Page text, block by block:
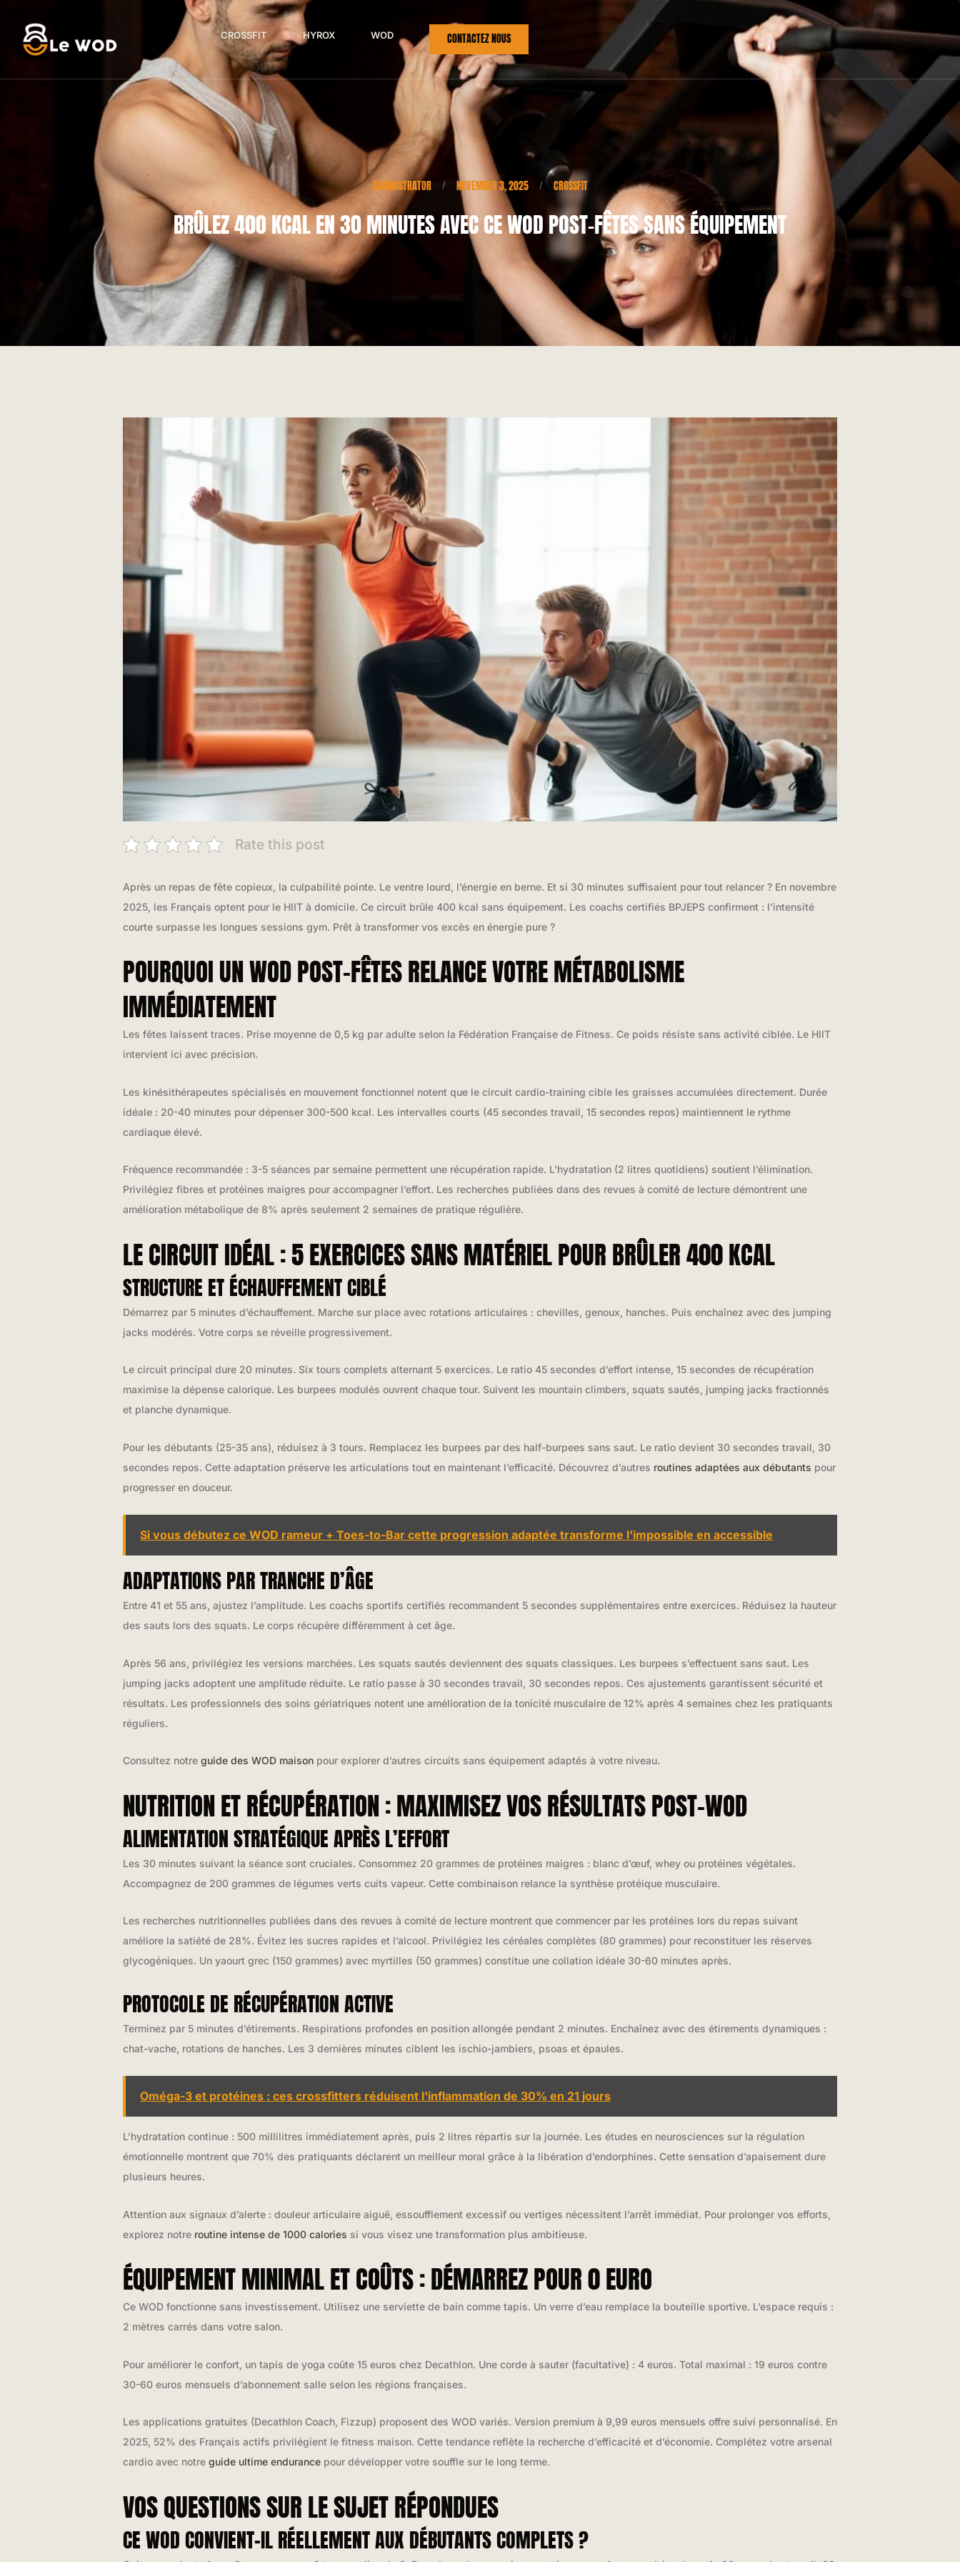
CROSSFIT HYROX WOD CONTACTEZ NOUS
ADMINISTRATOR / NOVEMBER 3, 2025 / CROSSFIT
BRÛLEZ 400 KCAL EN 30 MINUTES AVEC CE WOD POST-FÊTES SANS ÉQUIPEMENT
Rate this post
Après un repas de fête copieux, la culpabilité pointe. Le ventre lourd, l’énergie en berne. Et si 30 minutes suffisaient pour tout relancer ? En novembre
2025, les Français optent pour le HIIT à domicile. Ce circuit brûle 400 kcal sans équipement. Les coachs certifiés BPJEPS confirment : l’intensité
courte surpasse les longues sessions gym. Prêt à transformer vos excès en énergie pure ?
POURQUOI UN WOD POST-FÊTES RELANCE VOTRE MÉTABOLISME
IMMÉDIATEMENT
Les fêtes laissent traces. Prise moyenne de 0,5 kg par adulte selon la Fédération Française de Fitness. Ce poids résiste sans activité ciblée. Le HIIT
intervient ici avec précision.
Les kinésithérapeutes spécialisés en mouvement fonctionnel notent que le circuit cardio-training cible les graisses accumulées directement. Durée
idéale : 20-40 minutes pour dépenser 300-500 kcal. Les intervalles courts (45 secondes travail, 15 secondes repos) maintiennent le rythme
cardiaque élevé.
Fréquence recommandée : 3-5 séances par semaine permettent une récupération rapide. L’hydratation (2 litres quotidiens) soutient l’élimination.
Privilégiez fibres et protéines maigres pour accompagner l’effort. Les recherches publiées dans des revues à comité de lecture démontrent une
amélioration métabolique de 8% après seulement 2 semaines de pratique régulière.
LE CIRCUIT IDÉAL : 5 EXERCICES SANS MATÉRIEL POUR BRÛLER 400 KCAL
STRUCTURE ET ÉCHAUFFEMENT CIBLÉ
Démarrez par 5 minutes d’échauffement. Marche sur place avec rotations articulaires : chevilles, genoux, hanches. Puis enchaînez avec des jumping
jacks modérés. Votre corps se réveille progressivement.
Le circuit principal dure 20 minutes. Six tours complets alternant 5 exercices. Le ratio 45 secondes d’effort intense, 15 secondes de récupération
maximise la dépense calorique. Les burpees modulés ouvrent chaque tour. Suivent les mountain climbers, squats sautés, jumping jacks fractionnés
et planche dynamique.
Pour les débutants (25-35 ans), réduisez à 3 tours. Remplacez les burpees par des half-burpees sans saut. Le ratio devient 30 secondes travail, 30
secondes repos. Cette adaptation préserve les articulations tout en maintenant l’efficacité. Découvrez d’autres routines adaptées aux débutants pour
progresser en douceur.
Si vous débutez ce WOD rameur + Toes-to-Bar cette progression adaptée transforme l'impossible en accessible
ADAPTATIONS PAR TRANCHE D’ÂGE
Entre 41 et 55 ans, ajustez l’amplitude. Les coachs sportifs certifiés recommandent 5 secondes supplémentaires entre exercices. Réduisez la hauteur
des sauts lors des squats. Le corps récupère différemment à cet âge.
Après 56 ans, privilégiez les versions marchées. Les squats sautés deviennent des squats classiques. Les burpees s’effectuent sans saut. Les
jumping jacks adoptent une amplitude réduite. Le ratio passe à 30 secondes travail, 30 secondes repos. Ces ajustements garantissent sécurité et
résultats. Les professionnels des soins gériatriques notent une amélioration de la tonicité musculaire de 12% après 4 semaines chez les pratiquants
réguliers.
Consultez notre guide des WOD maison pour explorer d’autres circuits sans équipement adaptés à votre niveau.
NUTRITION ET RÉCUPÉRATION : MAXIMISEZ VOS RÉSULTATS POST-WOD
ALIMENTATION STRATÉGIQUE APRÈS L’EFFORT
Les 30 minutes suivant la séance sont cruciales. Consommez 20 grammes de protéines maigres : blanc d’œuf, whey ou protéines végétales.
Accompagnez de 200 grammes de légumes verts cuits vapeur. Cette combinaison relance la synthèse protéique musculaire.
Les recherches nutritionnelles publiées dans des revues à comité de lecture montrent que commencer par les protéines lors du repas suivant
améliore la satiété de 28%. Évitez les sucres rapides et l’alcool. Privilégiez les céréales complètes (80 grammes) pour reconstituer les réserves
glycogéniques. Un yaourt grec (150 grammes) avec myrtilles (50 grammes) constitue une collation idéale 30-60 minutes après.
PROTOCOLE DE RÉCUPÉRATION ACTIVE
Terminez par 5 minutes d’étirements. Respirations profondes en position allongée pendant 2 minutes. Enchaînez avec des étirements dynamiques :
chat-vache, rotations de hanches. Les 3 dernières minutes ciblent les ischio-jambiers, psoas et épaules.
Oméga-3 et protéines : ces crossfitters réduisent l'inflammation de 30% en 21 jours
L’hydratation continue : 500 millilitres immédiatement après, puis 2 litres répartis sur la journée. Les études en neurosciences sur la régulation
émotionnelle montrent que 70% des pratiquants déclarent un meilleur moral grâce à la libération d’endorphines. Cette sensation d’apaisement dure
plusieurs heures.
Attention aux signaux d’alerte : douleur articulaire aiguë, essoufflement excessif ou vertiges nécessitent l’arrêt immédiat. Pour prolonger vos efforts,
explorez notre routine intense de 1000 calories si vous visez une transformation plus ambitieuse.
ÉQUIPEMENT MINIMAL ET COÛTS : DÉMARREZ POUR 0 EURO
Ce WOD fonctionne sans investissement. Utilisez une serviette de bain comme tapis. Un verre d’eau remplace la bouteille sportive. L’espace requis :
2 mètres carrés dans votre salon.
Pour améliorer le confort, un tapis de yoga coûte 15 euros chez Decathlon. Une corde à sauter (facultative) : 4 euros. Total maximal : 19 euros contre
30-60 euros mensuels d’abonnement salle selon les régions françaises.
Les applications gratuites (Decathlon Coach, Fizzup) proposent des WOD variés. Version premium à 9,99 euros mensuels offre suivi personnalisé. En
2025, 52% des Français actifs privilégient le fitness maison. Cette tendance reflète la recherche d’efficacité et d’économie. Complétez votre arsenal
cardio avec notre guide ultime endurance pour développer votre souffle sur le long terme.
VOS QUESTIONS SUR LE SUJET RÉPONDUES
CE WOD CONVIENT-IL RÉELLEMENT AUX DÉBUTANTS COMPLETS ?